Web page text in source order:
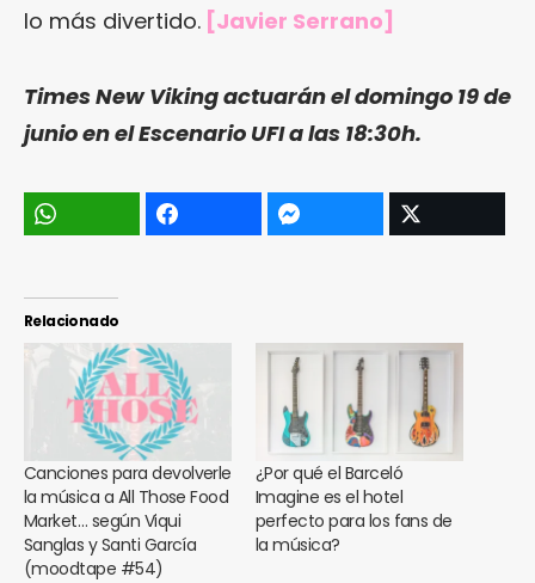
lo más divertido. [Javier Serrano]
Times New Vikingactuarán el domingo 19 de
junio en el Escenario UFI a las 18:30h.
Relacionado
Canciones para devolverle
la música a All Those Food
Market… según Viqui
Sanglas y Santi García
(moodtape #54)
¿Por qué el Barceló
Imagine es el hotel
perfecto para los fans de
la música?